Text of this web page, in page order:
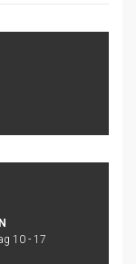
10 - 17